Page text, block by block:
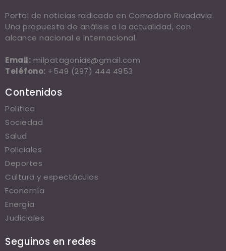
Portal de noticias radicado en Comodoro Rivadavia.
Una propuesta de análisis a la actualidad, con
alcance nacional e internacional.
Email: milpatagonias@gmail.com
Teléfono: +549 (297) 444 4953
Contenidos
Política
Sociedad
Salud
Policiales
Deportes
Cultura y espectáculos
Economía
Energía
Judiciales
Seguinos en redes